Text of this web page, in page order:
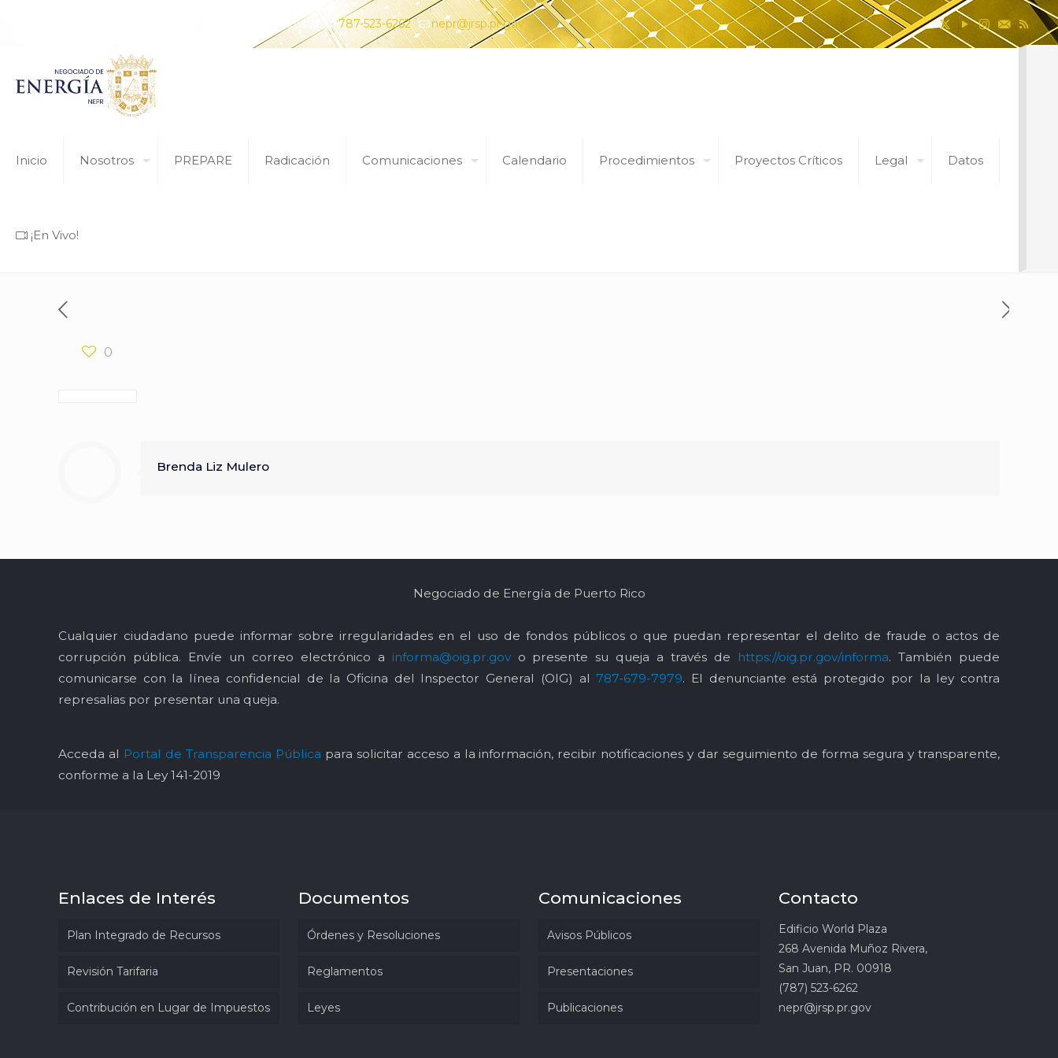
¿Tiene alguna pregunta? Comunícate con nosotros al 787-523-6262 nepr@jrsp.pr.gov
Inicio Nosotros PREPARE Radicación Comunicaciones Calendario Procedimientos Proyectos Críticos Legal Datos
¡En Vivo!
0
Brenda Liz Mulero
Negociado de Energía de Puerto Rico
Cualquier ciudadano puede informar sobre irregularidades en el uso de fondos públicos o que puedan representar el delito de fraude o actos de
corrupción pública. Envíe un correo electrónico a informa@oig.pr.govo presente su queja a través de https://oig.pr.gov/informa. También puede
comunicarse con la línea confidencial de la Oficina del Inspector General (OIG) al 787-679-7979. El denunciante está protegido por la ley contra
represalias por presentar una queja.
Acceda al Portal de Transparencia Pública para solicitar acceso a la información, recibir notificaciones y dar seguimiento de forma segura y transparente,
conforme a la Ley 141-2019
Enlaces de Interés
Plan Integrado de Recursos
Revisión Tarifaria
Contribución en Lugar de Impuestos
Documentos
Órdenes y Resoluciones
Reglamentos
Leyes
Comunicaciones
Avisos Públicos
Presentaciones
Publicaciones
Contacto
Edificio World Plaza
268 Avenida Muñoz Rivera,
San Juan, PR. 00918
(787) 523-6262
nepr@jrsp.pr.gov